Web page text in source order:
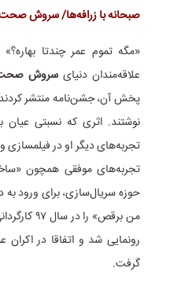
صبحانه با زرافه‌ها/ سروش
«مگه تموم عمر چندتا
علاقه‌مندان دنیای سروش
پخش آن، جشن‌نامه منتشر کردند
نوشتند. اثری که نسبتی
تجربه‌های دیگر او در
تجربه‌های موفقی همچون
حوزه سریال‌سازی، برای ورود به
من برقص»
رونمایی شد و اتفاقا در
گرفت.